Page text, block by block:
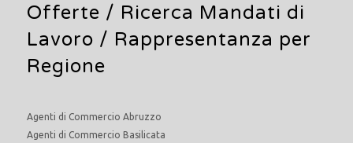
Offerte / Ricerca Mandati di
Lavoro / Rappresentanza per
Regione
Agenti di Commercio Abruzzo
Agenti di Commercio Basilicata